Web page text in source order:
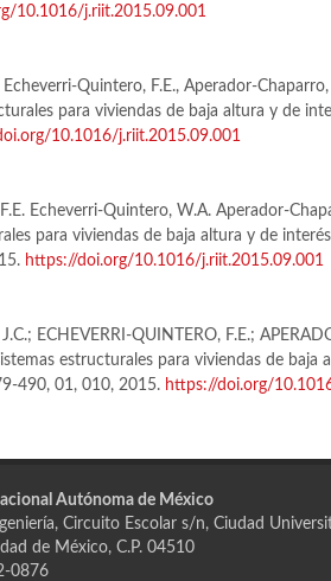
10.1016/j.riit.2015.09.001
Echeverri-Quintero, F.E., Aperador-
para viviendas de baja altura y de
10.1016/j.riit.2015.09.001
Echeverri-Quintero, W.A. Aperador-
para viviendas de baja altura y de
https://doi.org/10.1016/j.riit.2015.09.001
ECHEVERRI-QUINTERO, F.E.;
estructurales para viviendas de baja
490, 01, 010, 2015. https://doi.org/
Autónoma de México
Circuito Escolar s/n, Ciudad
de México, C.P. 04510
0876